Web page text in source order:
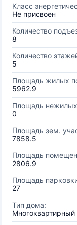
Класс
Не присвоен
Количество
8
Количество
5
Площадь жилых
5962.9
Площадь
0
Площадь зем.
7858.5
Площадь
2806.9
Площадь
27
Тип дома: